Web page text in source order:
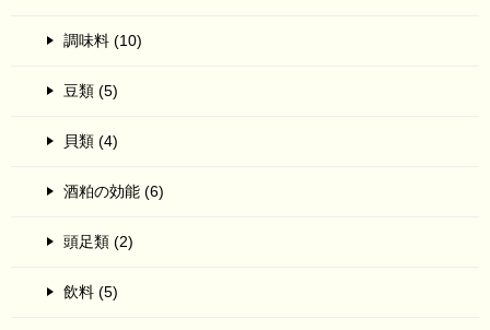
調味料 (10)
豆類 (5)
貝類 (4)
酒粕の効能 (6)
頭足類 (2)
飲料 (5)